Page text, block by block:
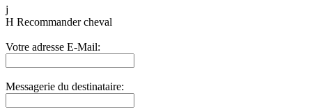
j
H Recommander cheval
Votre adresse E-Mail:
Messagerie du destinataire: